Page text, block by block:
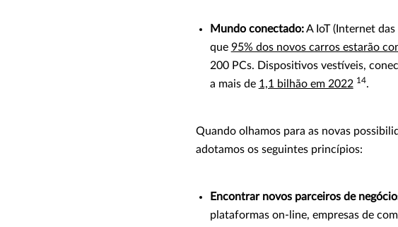
Mundo conectado:A IoT (Internet
que 95% dos novos carros estarão
200 PCs. Dispositivos vestíveis,
a mais de 1,1 bilhão em 2022 14.
Quando olhamos para as novas
adotamos os seguintes princípios:
Encontrar novos parceiros de
plataformas on-line, empresas de